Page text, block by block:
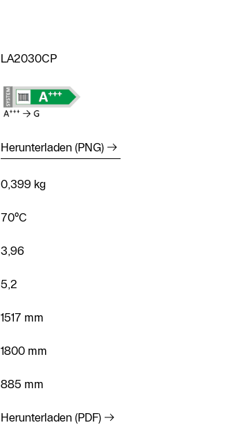
LA2030CP
Herunterladen (PNG)
0,399 kg
70°C
3,96
5,2
1517 mm
1800 mm
885 mm
Herunterladen (PDF)